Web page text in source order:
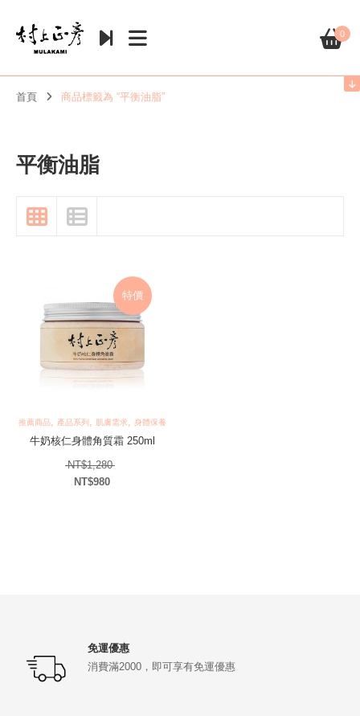
0
首頁 商品標籤為 “平衡油脂”
平衡油脂
特價
推薦商品, 產品系列, 肌膚需求, 身體保養
牛奶核仁身體角質霜 250ml
NT$1,280原始價格：NT$1,280。
NT$980
免運優惠
消費滿2000，即可享有免運優惠